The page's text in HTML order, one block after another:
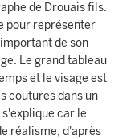
de Drouais fils.
pour représenter
de son
Le grand tableau
et le visage est
coutures dans un
car le
réalisme, d'après